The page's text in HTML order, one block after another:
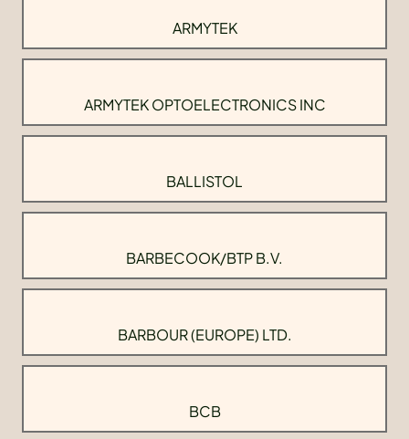
ARMYTEK
ARMYTEK OPTOELECTRONICS INC
BALLISTOL
BARBECOOK/BTP B.V.
BARBOUR (EUROPE) LTD.
BCB